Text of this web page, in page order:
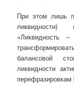
При этом лишь
ликвидности)
«Ликвидность
балансовой
ликвидности